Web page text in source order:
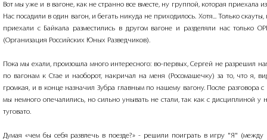
Вот мы уже и в вагоне, как не странно все вместе, ну группой, которая приехала
Нас посадили в один вагон, и бегать никуда не приходилось. Хотя... Только скауты,
приехали с Байкала разместились в другом вагоне и разделяли нас только
(Организация Российских Юных Разведчиков).
Пока мы ехали, произошла много интересного: во-первых, Сергей не разрешил
по вагонам к Стае и наоборот, накричал на меня (Росомашечку) за то, что я,
громкая, и в конце назначил Зубра главным по нашему вагону. После разговора с
мы немного опечалились, но сильно унывать не стали, так как с дисциплиной у
туговато.
Думая «чем бы себя развлечь в поезде?» - решили поиграть в игру "Я" (между